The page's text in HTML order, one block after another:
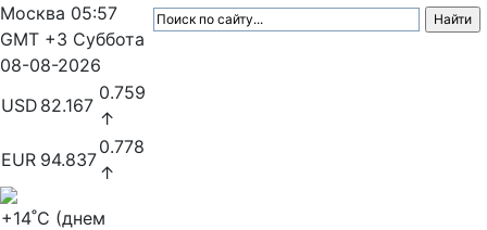
Москва 05:57
GMT +3 Суббота
08-08-2026
USD 82.167
0.759
↑
EUR 94.837
0.778
↑
+14˚C (днем